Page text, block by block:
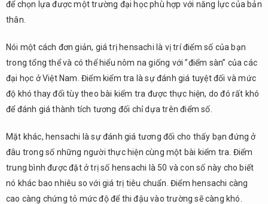
để chọn lựa được một trường đại học phù hợp với năng lực của bản
thân.
Nói một cách đơn giản, giá trị hensachi là vị trí điểm số của bạn
trong tổng thể và có thể hiểu nôm na giống với ”điểm sàn” của các
đại học ở Việt Nam. Điểm kiểm tra là sự đánh giá tuyệt đối và mức
độ khó thay đổi tùy theo bài kiểm tra được thực hiện, do đó rất khó
để đánh giá thành tích tương đối chỉ dựa trên điểm số.
Mặt khác, hensachi là sự đánh giá tương đối cho thấy bạn đứng ở
đâu trong số những người thực hiện cùng một bài kiểm tra. Điểm
trung bình được đặt ở trị số hensachi là 50 và con số này cho biết
nó khác bao nhiêu so với giá trị tiêu chuẩn. Điểm hensachi càng
cao càng chứng tỏ mức độ để thi đậu vào trường sẽ càng khó.